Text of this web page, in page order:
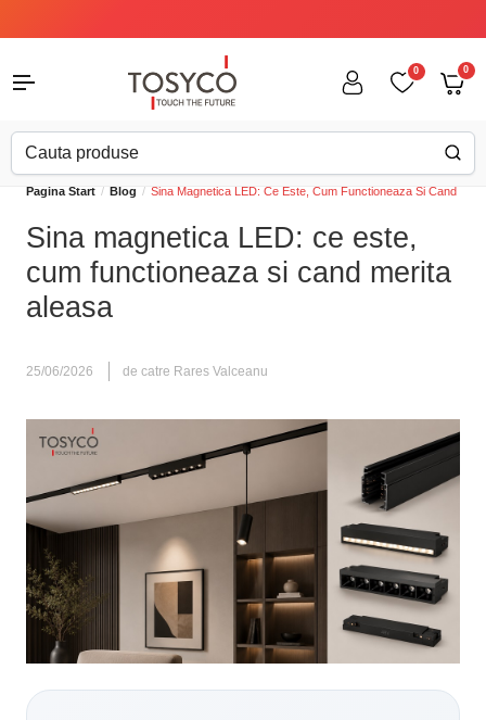
0 0
Pagina Start Blog Sina Magnetica LED: Ce Este, Cum Functioneaza Si Cand
Sina magnetica LED: ce este,
cum functioneaza si cand merita
aleasa
25/06/2026 de catre Rares Valceanu